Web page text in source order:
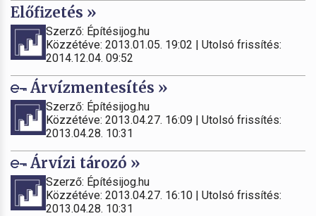
Előfizetés »
Szerző: Építésijog.hu
Közzétéve: 2013.01.05. 19:02 | Utolsó frissítés:
2014.12.04. 09:52
Árvízmentesítés »
Szerző: Építésijog.hu
Közzétéve: 2013.04.27. 16:09 | Utolsó frissítés:
2013.04.28. 10:31
Árvízi tározó »
Szerző: Építésijog.hu
Közzétéve: 2013.04.27. 16:10 | Utolsó frissítés:
2013.04.28. 10:31